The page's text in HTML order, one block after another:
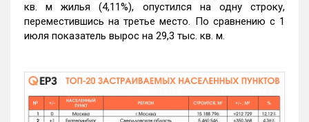
кв. м жилья (4,11%), опустился на одну строку,
переместившись на третье место. По сравнению с 1
июля показатель вырос на 29,3 тыс. кв. м.